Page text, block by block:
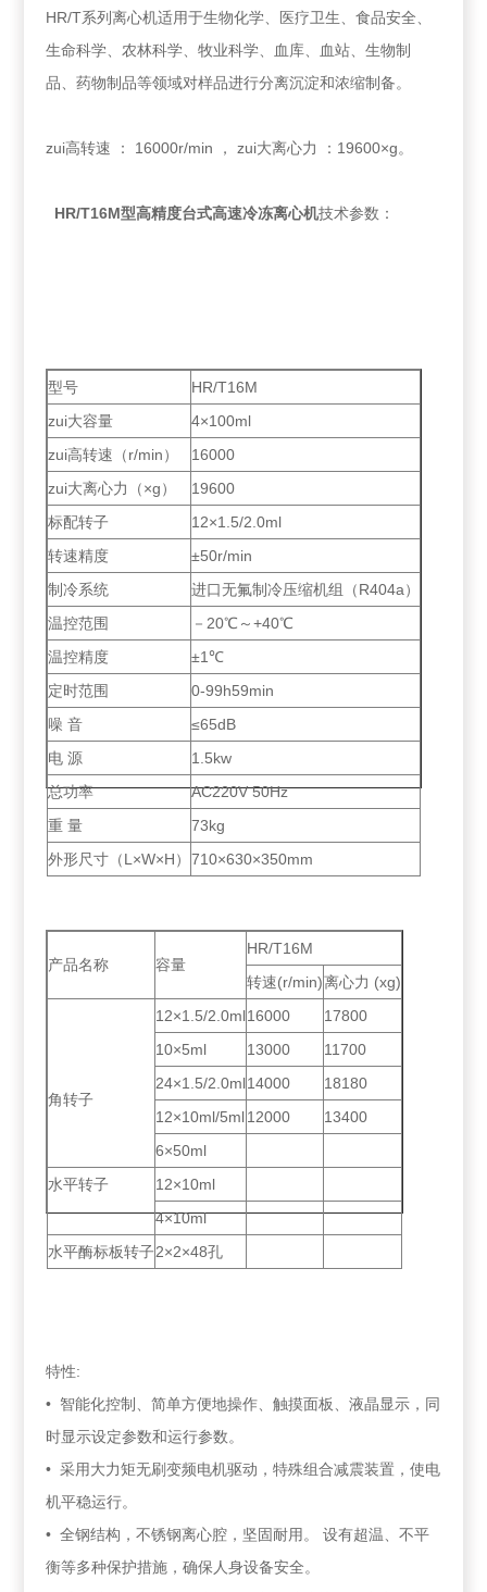
HR/T系列离心机适用于生物化学、医疗卫生、食品安全、
生命科学、农林科学、牧业科学、血库、血站、生物制
品、药物制品等领域对样品进行分离沉淀和浓缩制备。
zui高转速 ： 16000r/min ， zui大离心力 ：19600×g。
HR/T16M型高精度台式高速冷冻离心机技术参数：
型号
HR/T16M
zui大容量
4×100ml
zui高转速（r/min）
16000
zui大离心力（×g）
19600
标配转子
12×1.5/2.0ml
转速精度
±50r/min
制冷系统
进口无氟制冷压缩机组（R404a）
温控范围
－20℃～+40℃
温控精度
±1℃
定时范围
0-99h59min
噪 音
≤65dB
电 源
1.5kw
总功率
AC220V 50Hz
重 量
73kg
外形尺寸（L×W×H） 710×630×350mm
产品名称 容量
HR/T16M
转速(r/min)离心力 (xg)
角转子
12×1.5/2.0ml16000
17800
10×5ml
13000
11700
24×1.5/2.0ml14000
18180
12×10ml/5ml12000
13400
6×50ml
水平转子
12×10ml
4×10ml
水平酶标板转子2×2×48孔
特性:
• 智能化控制、简单方便地操作、触摸面板、液晶显示，同
时显示设定参数和运行参数。
• 采用大力矩无刷变频电机驱动，特殊组合减震装置，使电
机平稳运行。
• 全钢结构，不锈钢离心腔，坚固耐用。 设有超温、不平
衡等多种保护措施，确保人身设备安全。